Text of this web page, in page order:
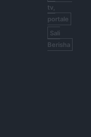
tv,
portale
Sali
Berisha